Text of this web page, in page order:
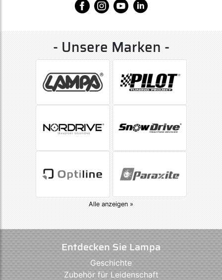
- Unsere Marken -
Alle anzeigen »
Entdecken Sie Lampa
Geschichte
Zubehör für Leidenschaft